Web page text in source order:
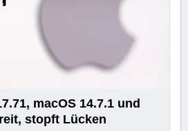
macOS 14.7.1 und
stopft Lücken